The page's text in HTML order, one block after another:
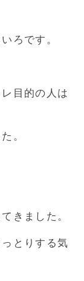
ろです。
目的の人は
。
きました。
とりする気